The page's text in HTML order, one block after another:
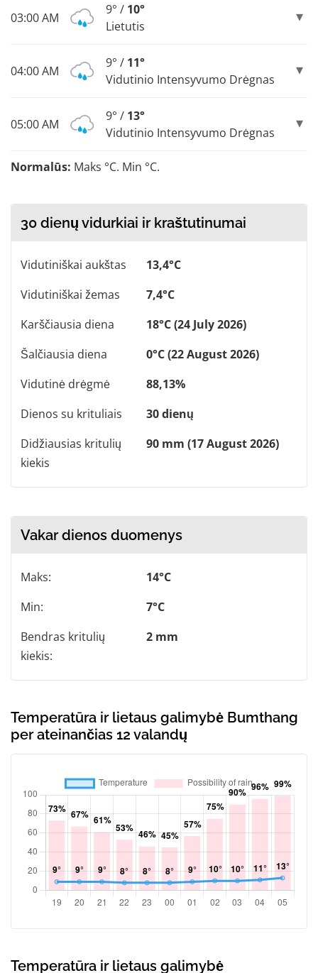
03:00 AM
9° / 10°
Lietutis
04:00 AM
9° / 11°
Vidutinio Intensyvumo Drėgnas
05:00 AM
9° / 13°
Vidutinio Intensyvumo Drėgnas
Normalūs: Maks °C. Min °C.
30 dienų vidurkiai ir kraštutinumai
Vidutiniškai aukštas
13,4°C
Vidutiniškai žemas
7,4°C
Karščiausia diena
18°C (24 July 2026)
Šalčiausia diena
0°C (22 August 2026)
Vidutinė drėgmė
88,13%
Dienos su krituliais
30 dienų
Didžiausias kritulių
kiekis
90 mm (17 August 2026)
Vakar dienos duomenys
Maks:
14°C
Min:
7°C
Bendras kritulių
kiekis:
2 mm
Temperatūra ir lietaus galimybė Bumthang
per ateinančias 12 valandų
Temperatūra ir lietaus galimybė